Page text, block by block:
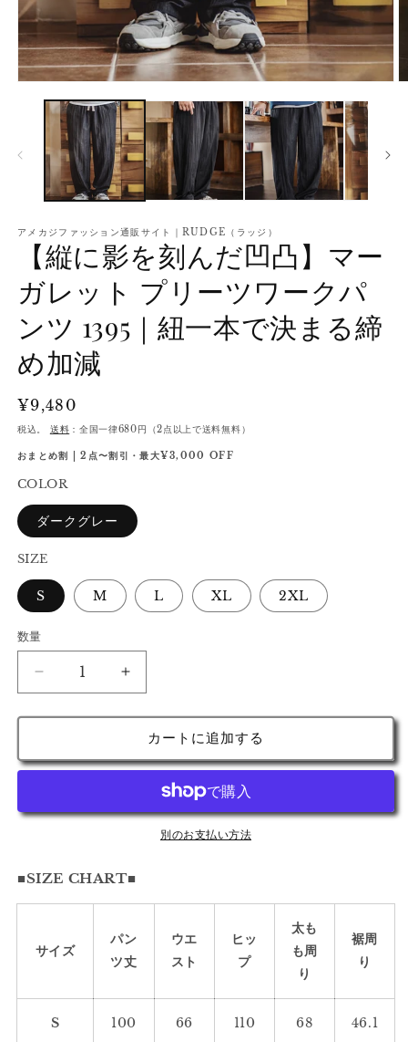
アメカジファッション通販サイト｜RUDGE（ラッジ）
【縦に影を刻んだ凹凸】マー
ガレット プリーツワークパ
ンツ 1395｜紐一本で決まる締
め加減
通
常
価
¥9,480
税込。 送料 ：全国一律680円（2点以上で送料無料）
おまとめ割 | 2点〜割引・最大¥3,000 OFF
COLOR
ダークグレー
SIZE
S M L XL 2XL
数量
刻
だ
マ
ー
レ
リ
【縦
刻
だ
マ
ー
レ
ッ
リ
カートに追加する
別のお支払い方法
■SIZE CHART■
サイズ
パン
ツ丈
ウエ
スト
ヒッ
プ
太も
も周
り
裾周
り
S 100 66 110 68 46.1